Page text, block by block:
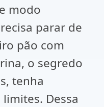
modo
parar de
pão com
o segredo
tenha
Dessa